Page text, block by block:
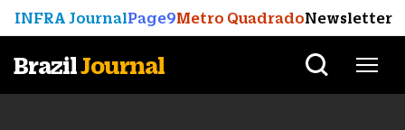
INFRA JournalPage9Metro QuadradoNewsletter
BrazilJournal